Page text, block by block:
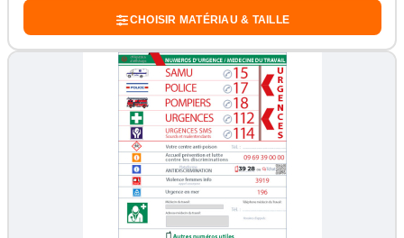
CHOISIR MATÉRIAU & TAILLE